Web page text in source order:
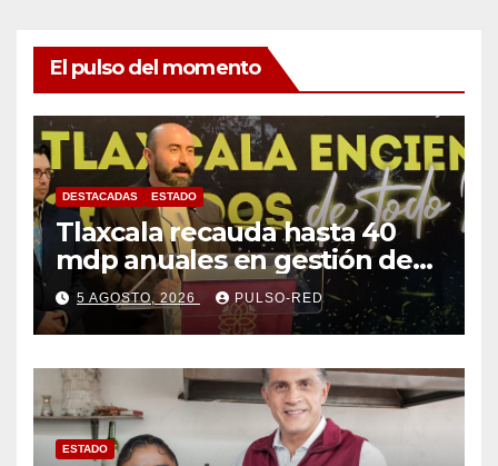
El pulso del momento
DESTACADAS ESTADO
Tlaxcala recauda hasta 40
mdp anuales en gestión de
residuos: PAA
5 AGOSTO, 2026 PULSO-RED
ESTADO